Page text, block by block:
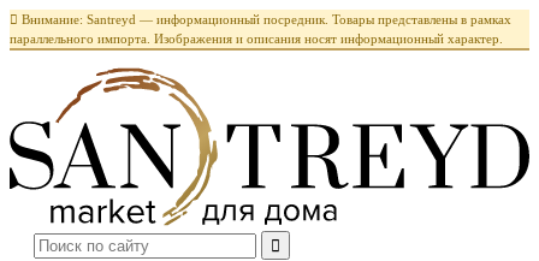
 Внимание: Santreyd — информационный посредник. Товары представлены в рамках
параллельного импорта. Изображения и описания носят информационный характер.